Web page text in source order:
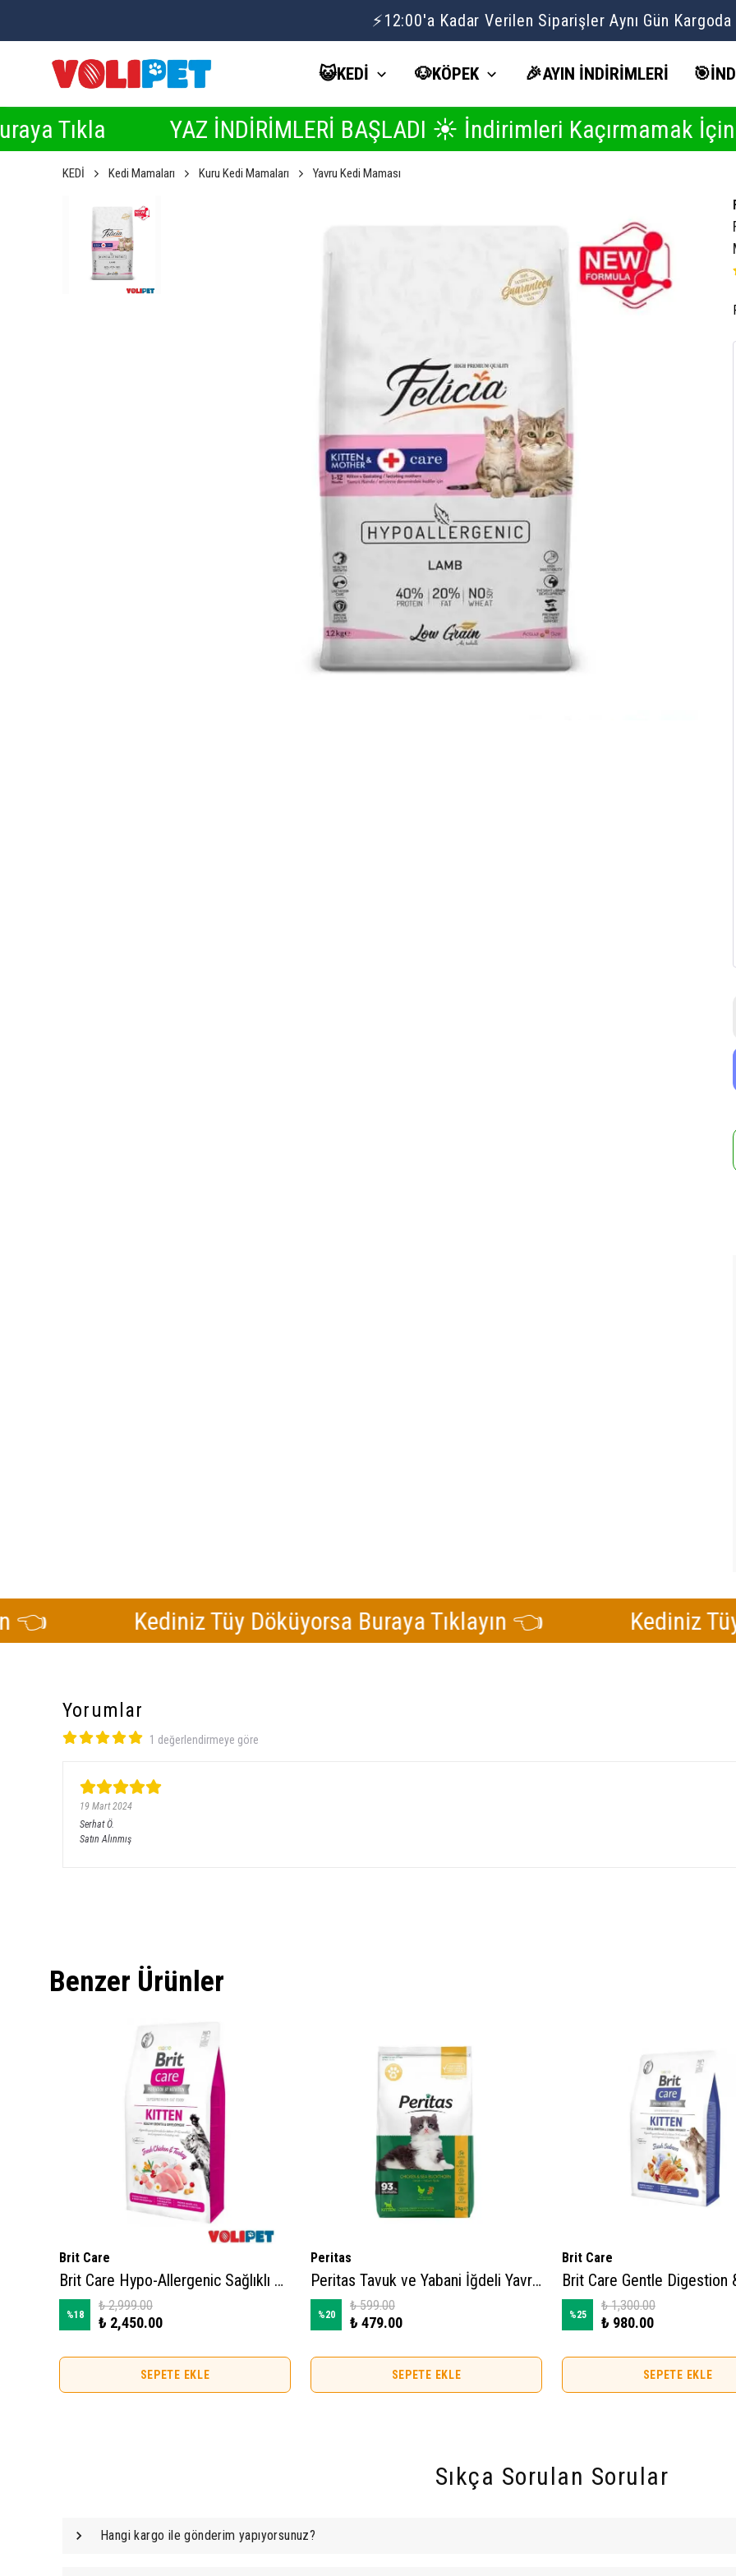
Volipet Yaz İndirimlerinde Seçili Ürünlerde 1 ALANA 1 BEDAVA ☀️
😺KEDİ 🐶KÖPEK 🎉AYIN İNDİRİMLERİ
YAZ İNDİRİMLERİ BAŞLADI ☀️ İndirimleri Kaçırmamak İçin Buraya
KEDİ Kedi Mamaları Kuru Kedi Mamaları Yavru Kedi Maması
Kediniz Tüy Döküyorsa Buraya Tıklayın 👈 Kediniz Tüy
Yorumlar
1 değerlendirmeye göre
19 Mart 2024
SerhatÖ.
Satın Alınmış
Benzer Ürünler
Brit Care
Brit Care Hypo-Allergenic Sağlıklı Büyüme için Tavuklu ve Hindili Tahılsız Yavru Kedi Maması 7kg
%18
₺ 2,999.00
₺ 2,450.00
SEPETE EKLE
Peritas
Peritas Tavuk ve Yabani İğdeli Yavru Kedi Maması 2kg
%20
₺ 599.00
₺ 479.00
SEPETE EKLE
Brit Care
%25
₺ 1,300.00
₺ 980.00
SEPETE EKLE
Sıkça Sorulan Sorular
Hangi kargo ile gönderim yapıyorsunuz?